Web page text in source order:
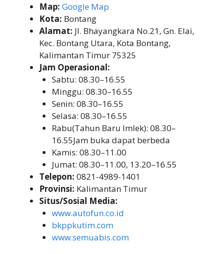
Map: Google Map
Kota: Bontang
Alamat: Jl. Bhayangkara No.21, Gn. Elai,
Kec. Bontang Utara, Kota Bontang,
Kalimantan Timur 75325
Jam Operasional:
Sabtu: 08.30–16.55
Minggu: 08.30–16.55
Senin: 08.30–16.55
Selasa: 08.30–16.55
Rabu(Tahun Baru Imlek): 08.30–
16.55Jam buka dapat berbeda
Kamis: 08.30–11.00
Jumat: 08.30–11.00, 13.20–16.55
Telepon: 0821-4989-1401
Provinsi: Kalimantan Timur
Situs/Sosial Media:
www.autofun.co.id
bkppkutim.com
www.semuabis.com